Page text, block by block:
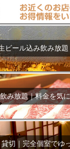
ビール込み飲み放題
み放題｜料金を気
切｜完全個室でゆ